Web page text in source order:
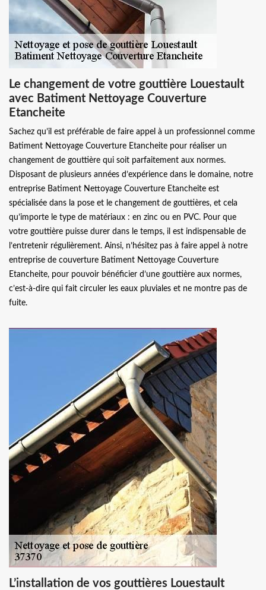
Le changement de votre gouttière Louestault
avec Batiment Nettoyage Couverture
Etancheite
Sachez qu’il est préférable de faire appel à un professionnel comme
Batiment Nettoyage Couverture Etancheite pour réaliser un
changement de gouttière qui soit parfaitement aux normes.
Disposant de plusieurs années d’expérience dans le domaine, notre
entreprise Batiment Nettoyage Couverture Etancheite est
spécialisée dans la pose et le changement de gouttières, et cela
qu’importe le type de matériaux : en zinc ou en PVC. Pour que
votre gouttière puisse durer dans le temps, il est indispensable de
l’entretenir régulièrement. Ainsi, n’hésitez pas à faire appel à notre
entreprise de couverture Batiment Nettoyage Couverture
Etancheite, pour pouvoir bénéficier d’une gouttière aux normes,
c’est-à-dire qui fait circuler les eaux pluviales et ne montre pas de
fuite.
L’installation de vos gouttières Louestault